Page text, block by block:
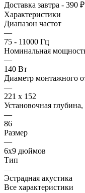
Доставка завтра - 390 ₽
Характеристики
Диапазон частот
—
75 - 11000 Гц
Номинальная
—
140 Вт
Диаметр монтажного
—
221 x 152
Установочная
—
86
Размер
—
6x9 дюймов
Тип
—
Эстрадная акустика
Все характеристики